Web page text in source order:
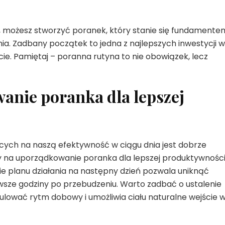
stworzyć poranek, który stanie się
Zadbany początek to jedna z najlepszych inwestycji w
Pamiętaj – poranna rutyna to nie obowiązek, lecz
poranka dla lepszej
na naszą efektywność w ciągu dnia jest dobrze
uporządkowanie poranka dla lepszej produktywności
działania na następny dzień pozwala uniknąć
godziny po przebudzeniu. Warto zadbać o ustalenie
rytm dobowy i umożliwia ciału naturalne wejście